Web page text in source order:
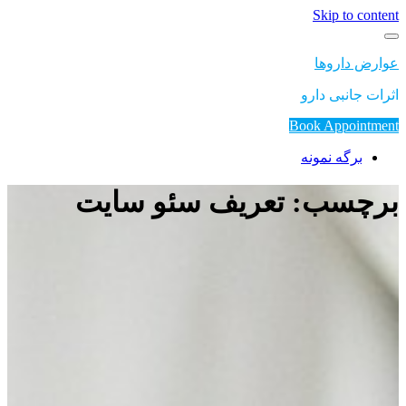
Skip to content
عوارض داروها
اثرات جانبی دارو
Book Appointment
برگه نمونه
برچسب: ‎تعریف سئو سایت